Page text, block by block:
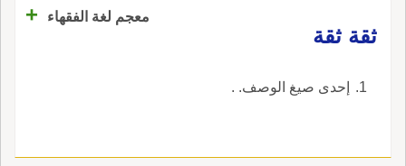
معجم لغة الفقهاء
+
‏ثقة ثقة‏
‏إحدى صيغ الوصف. ‏.